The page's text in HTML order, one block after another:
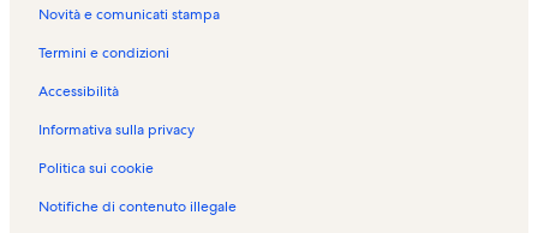
Novità e comunicati stampa
Termini e condizioni
Accessibilità
Informativa sulla privacy
Politica sui cookie
Notifiche di contenuto illegale